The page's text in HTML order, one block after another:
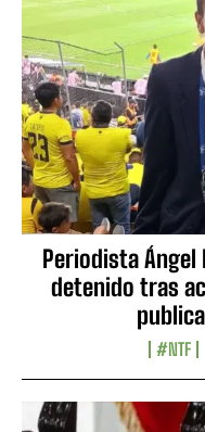
Periodista
detenido tras
#NTF